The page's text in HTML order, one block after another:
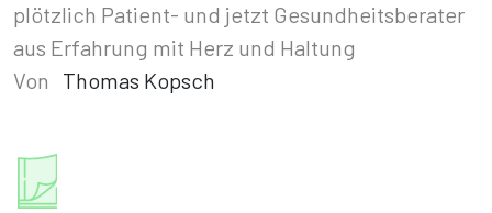
plötzlich Patient- und jetzt Gesundheitsberater
aus Erfahrung mit Herz und Haltung
Von
Thomas Kopsch